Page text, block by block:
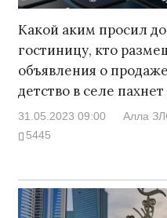
Какой аким просил
гостиницу, кто
объявления о
детство в селе
31.05.2023 09:00 Алла
5445